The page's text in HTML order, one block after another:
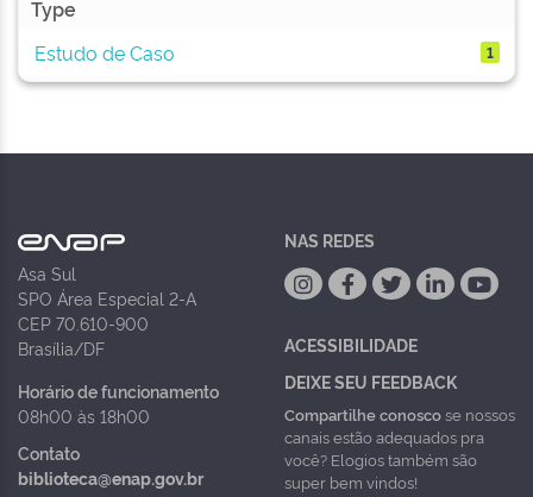
Type
Estudo de Caso
1
Asa Sul
SPO Área Especial 2-A
CEP 70.610-900
Brasília/DF
Horário de funcionamento
08h00 às 18h00
Contato
biblioteca@enap.gov.br
NAS REDES
ACESSIBILIDADE
DEIXE SEU FEEDBACK
Compartilhe conoscose nossos
canais estão adequados pra
você? Elogios também são
super bem vindos!